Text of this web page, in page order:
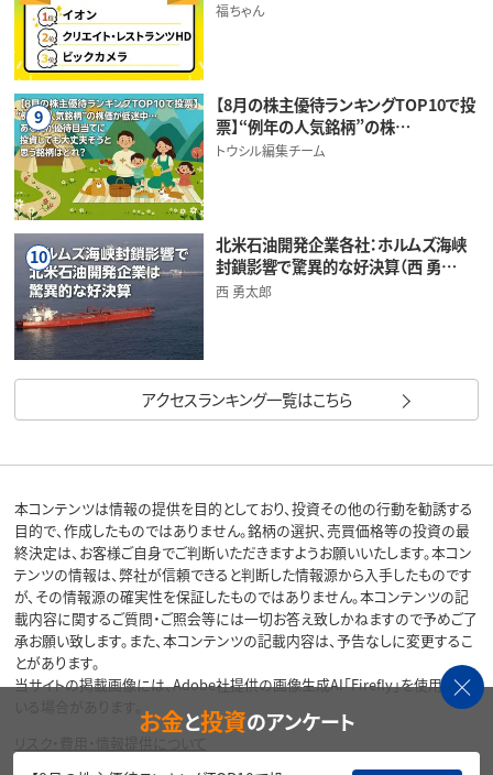
福ちゃん
9
【8月の株主優待ランキングTOP10で投
票】“例年の人気銘柄”の株…
トウシル編集チーム
10
北米石油開発企業各社：ホルムズ海峡
封鎖影響で驚異的な好決算（西 勇…
西 勇太郎
アクセスランキング一覧はこちら
本コンテンツは情報の提供を目的としており、投資その他の行動を勧誘する
目的で、作成したものではありません。銘柄の選択、売買価格等の投資の最
終決定は、お客様ご自身でご判断いただきますようお願いいたします。本コン
テンツの情報は、弊社が信頼できると判断した情報源から入手したものです
が、その情報源の確実性を保証したものではありません。本コンテンツの記
載内容に関するご質問・ご照会等には一切お答え致しかねますので予めご了
承お願い致します。また、本コンテンツの記載内容は、予告なしに変更するこ
とがあります。
当サイトの掲載画像には、Adobe社提供の画像生成AI「Firefly」を使用して
お金と投資のアンケート